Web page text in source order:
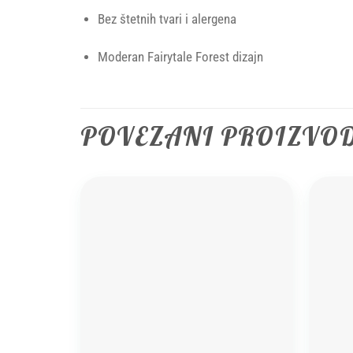
Bez štetnih tvari i alergena
Moderan Fairytale Forest dizajn
POVEZANI